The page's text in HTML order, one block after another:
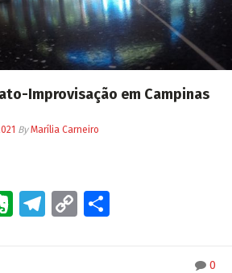
Improvisação em Campinas
ByMarília Carneiro
Evernote
Telegram
Copy
0